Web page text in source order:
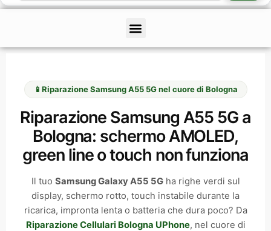
📱 Riparazione Samsung A55 5G nel cuore di Bologna
Riparazione Samsung A55 5G a
Bologna: schermo AMOLED,
green line o touch non funziona
Il tuo Samsung Galaxy A55 5Gha righe verdi sul
display, schermo rotto, touch instabile durante la
ricarica, impronta lenta o batteria che dura poco? Da
Riparazione Cellulari Bologna UPhone, nel cuore di